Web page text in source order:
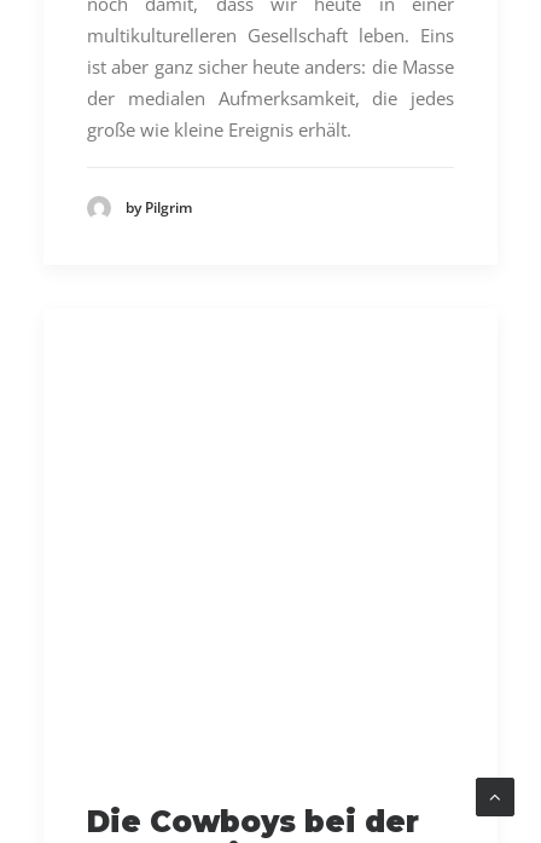
multikulturelleren Gesellschaft leben. Eins
ist aber ganz sicher heute anders: die Masse
der medialen Aufmerksamkeit, die jedes
große wie kleine Ereignis erhält.
by Pilgrim
Die Cowboys bei der